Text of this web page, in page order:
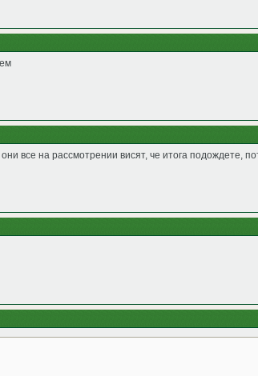
все на рассмотрении висят, че итога подождете,